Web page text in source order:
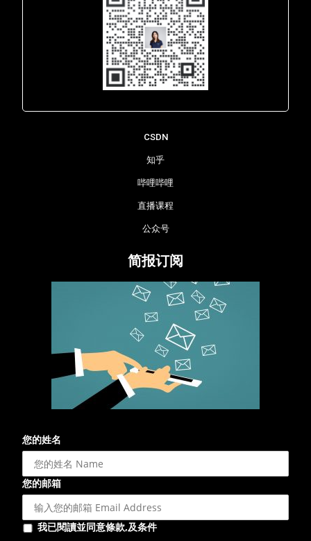
CSDN
知乎
哔哩哔哩
直播课程
公众号
简报订阅
您的姓名
您的邮箱
我已閱讀並同意條款,及条件